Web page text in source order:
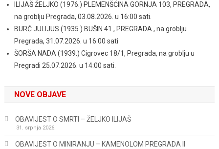
ILIJAŠ ŽELJKO (1976.) PLEMENŠĆINA GORNJA 103, PREGRADA,
na groblju Pregrada, 03.08.2026. u 16:00 sati.
BURĆ JULIJUS (1935.) BUŠIN 41 , PREGRADA , na groblju
Pregrada, 31.07.2026. u 16:00 sati
ŠORŠA NADA (1939.) Cigrovec 18/1, Pregrada, na groblju u
Pregradi 25.07.2026. u 14:00 sati.
NOVE OBJAVE
OBAVIJEST O SMRTI – ŽELJKO ILIJAŠ
31. srpnja 2026.
OBAVIJEST O MINIRANJU – KAMENOLOM PREGRADA II